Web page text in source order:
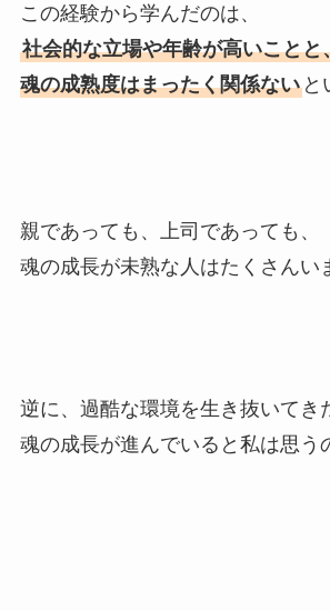
この経験から学んだのは、
社会的な立場や年齢が高いことと
魂の成熟度はまったく関係ないと
親であっても、上司であっても、
魂の成長が未熟な人はたくさんい
逆に、過酷な環境を生き抜いてき
魂の成長が進んでいると私は思う